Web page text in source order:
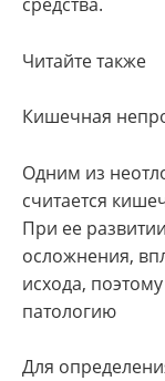
Читайте также
Кишечная
Одним из
считается
При ее
осложнения,
исхода,
патологию
Для